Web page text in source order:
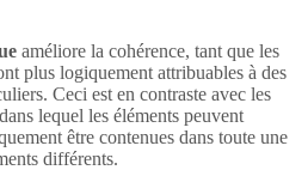
améliore la cohérence, tant que les
plus logiquement attribuables à des
Ceci est en contraste avec les
lequel les éléments peuvent
être contenues dans toute une
différents.